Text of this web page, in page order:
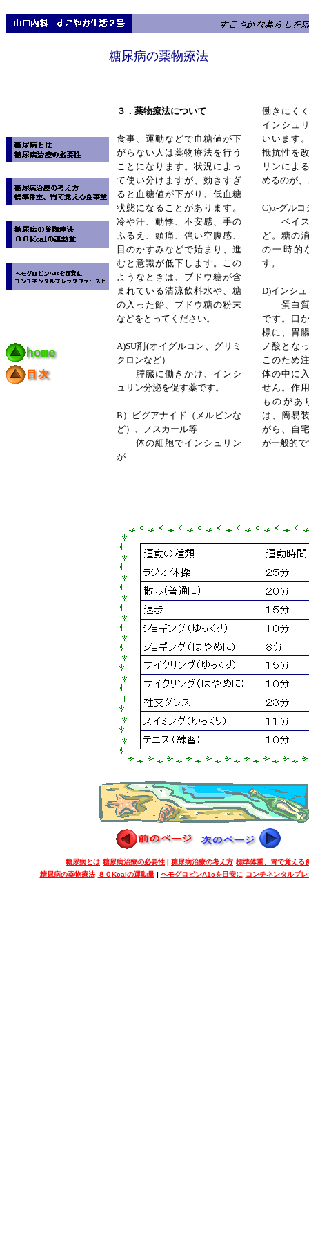
糖尿病の薬物療法
３．薬物療法について
食事、運動などで血糖値が下
がらない人は薬物療法を行う
ことになります。状況によっ
て使い分けますが、効きすぎ
ると血糖値が下がり、 低血糖
状態になることがあります。
冷や汗、動悸、不安感、手の
ふるえ、頭痛、強い空腹感、
目のかすみなどで始まり、進
むと意識が低下します。この
ようなときは、ブドウ糖が含
まれている清涼飲料水や、糖
の入った飴、ブドウ糖の粉末
などをとってください。
A)SU剤 (オイグルコン、グリミ
クロンなど）
膵臓に働きかけ、インシ
ュリン分泌を促す薬です。
B ）ビグアナイド（メルビンな
ど）、ノスカール等
体の細胞でインシュリン
が
働きにく
インシュ
いいます
抵抗性を
リンによ
めるのが
C)α-グルコ
ベイス
ど。糖の
の一時的
す。
D)インシュ
蛋白質
です。口
様に、胃
ノ酸とな
このため
体の中に
せん。作
ものがあ
は、簡易
がら、自
が一般的で
糖尿病とは 糖尿病治療の必要性 | 糖尿病治療の考え方 標準体重、胃で覚える
糖尿病の薬物療法 ８０Kcalの運動量| ヘモグロビンA1cを目安に コンチネンタルブ